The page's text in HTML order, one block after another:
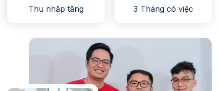
Thu nhập tăng 3 Tháng có việc